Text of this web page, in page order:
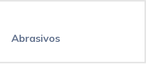
Abrasivos